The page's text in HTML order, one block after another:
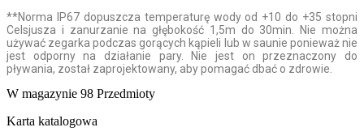
**Norma IP67 dopuszcza temperaturę wody od +10 do +35 stopni
Celsjusza i zanurzanie na głębokość 1,5m do 30min. Nie można
używać zegarka podczas gorących kąpieli lub w saunie ponieważ nie
jest odporny na działanie pary. Nie jest on przeznaczony do
pływania, został zaprojektowany, aby pomagać dbać o zdrowie.
W magazynie 98 Przedmioty
Karta katalogowa